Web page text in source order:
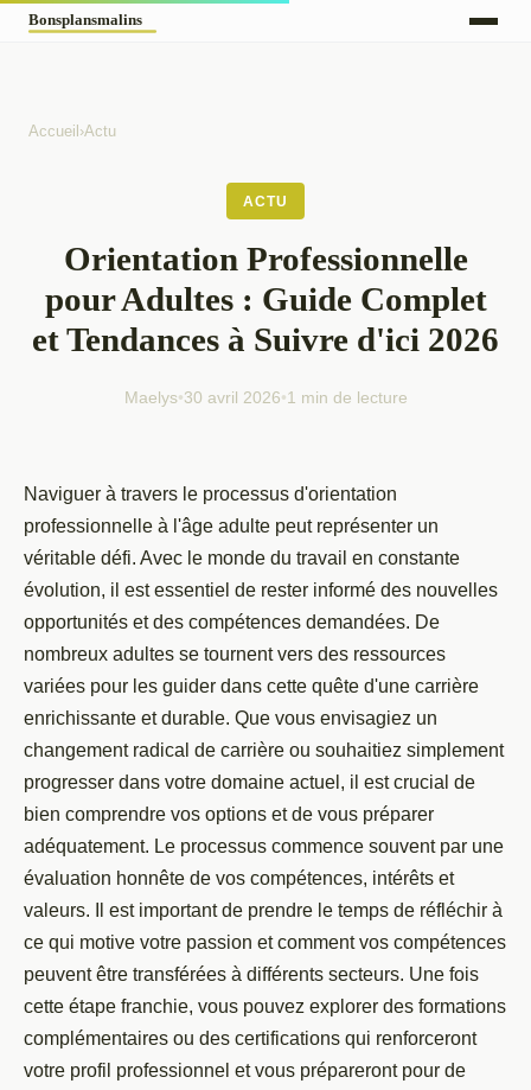
Accueil ›Actu
ACTU
Orientation Professionnelle
pour Adultes : Guide Complet
et Tendances à Suivre d'ici 2026
Maelys•30 avril 2026•1 min de lecture
Naviguer à travers le processus d'orientation
professionnelle à l'âge adulte peut représenter un
véritable défi. Avec le monde du travail en constante
évolution, il est essentiel de rester informé des nouvelles
opportunités et des compétences demandées. De
nombreux adultes se tournent vers des ressources
variées pour les guider dans cette quête d'une carrière
enrichissante et durable. Que vous envisagiez un
changement radical de carrière ou souhaitiez simplement
progresser dans votre domaine actuel, il est crucial de
bien comprendre vos options et de vous préparer
adéquatement. Le processus commence souvent par une
évaluation honnête de vos compétences, intérêts et
valeurs. Il est important de prendre le temps de réfléchir à
ce qui motive votre passion et comment vos compétences
peuvent être transférées à différents secteurs. Une fois
cette étape franchie, vous pouvez explorer des formations
complémentaires ou des certifications qui renforceront
votre profil professionnel et vous prépareront pour de